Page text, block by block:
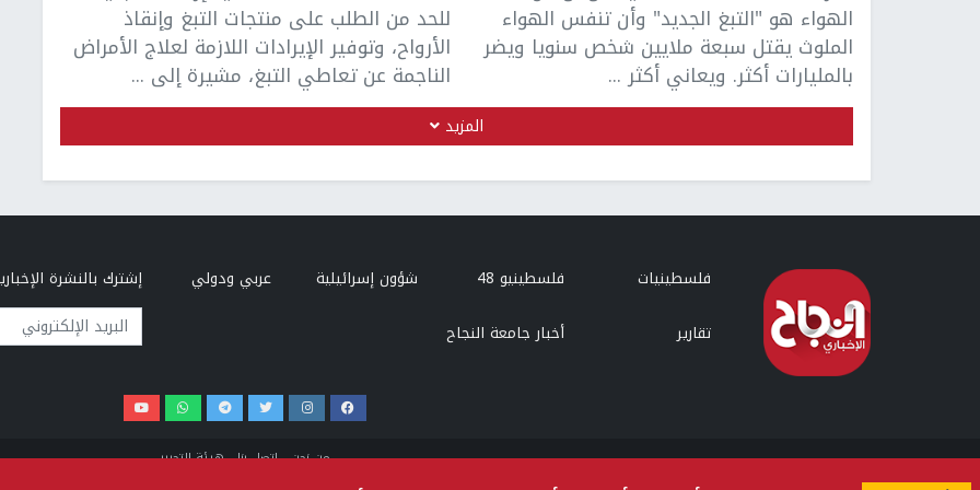
الهواء هو "التبغ الجديد" وأن تنفس الهواء
الملوث يقتل سبعة ملايين شخص سنويا ويضر
بالمليارات أكثر. ويعاني أكثر ...
للحد من الطلب على منتجات التبغ وإنقاذ
الأرواح، وتوفير الإيرادات اللازمة لعلاج الأمراض
الناجمة عن تعاطي التبغ، مشيرة إلى ...
المزيد
فلسطينيات فلسطينيو 48 شؤون إسرائيلية
عربي ودولي
تقارير
أخبار جامعة النجاح
إشترك بالنشرة
البريد الإلكتروني
من نحن إتصل بنا هيئة التحرير